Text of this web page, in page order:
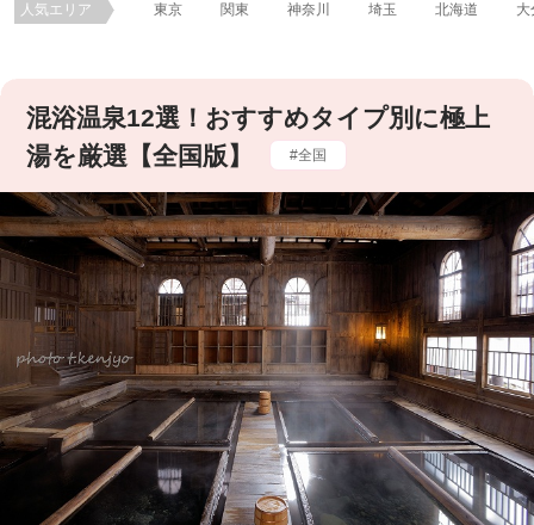
人気エリア 東京 関東 神奈川 埼玉 北海道 大
混浴温泉12選！おすすめタイプ別に極上
湯を厳選【全国版】
全国